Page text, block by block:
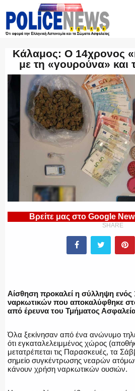
ΟΜΑΔΑ “Ζ”
ΥΑΤ/ΥΜΕΤ
ΕΛΛΗΝΙΚΗ ΑΣΤΥΝΟΜΙΑ
ΠΥΡΟΣΒΕΣΤΙΚΗ
ΛΙΜΕΝΙΚΟ
Κάλαμος: Ο 14χρονος
με τη «γουρούνα» και
Βρείτε μας στο Google
SHARE
Αίσθηση προκαλεί η σύλληψη ενός
ναρκωτικών που αποκαλύφθηκε
από έρευνα του Τμήματος
Όλα ξεκίνησαν από ένα ανώνυμο
ότι εγκαταλελειμμένος χώρος
μετατρέπεται τις Παρασκευές, τα
σημείο συγκέντρωσης νεαρών
κάνουν χρήση ναρκωτικών ουσιών.